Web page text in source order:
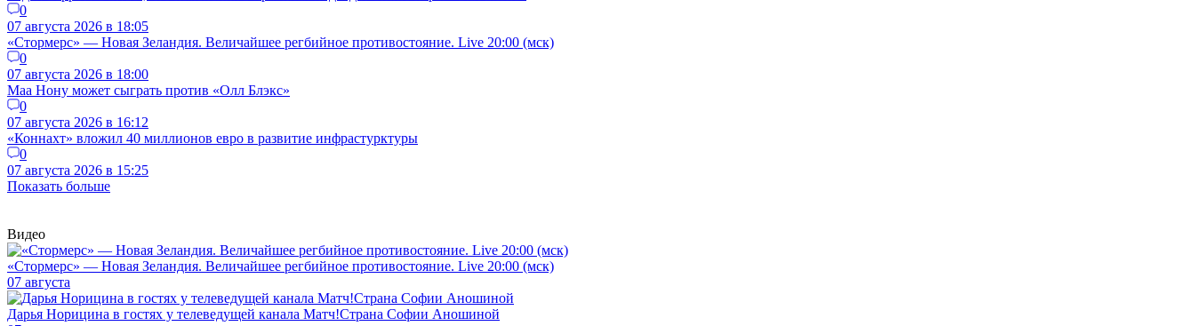
0
07 августа 2026 в 18:05
«Стормерс» — Новая Зеландия. Величайшее регбийное противостояние. Live 20:00 (мск)
0
07 августа 2026 в 18:00
Маа Нону может сыграть против «Олл Блэкс»
0
07 августа 2026 в 16:12
«Коннахт» вложил 40 миллионов евро в развитие инфрастурктуры
0
07 августа 2026 в 15:25
Показать больше
Видео
«Стормерс» — Новая Зеландия. Величайшее регбийное противостояние. Live 20:00 (мск)
07 августа
Дарья Норицина в гостях у телеведущей канала Матч!Страна Софии Аношиной